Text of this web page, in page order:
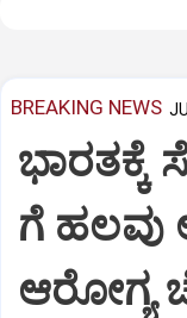
BREAKING NEWS
ಭಾರತಕ್ಕೆ
ಗೆ ಹಲವು
ಆರೋಗ್ಯ